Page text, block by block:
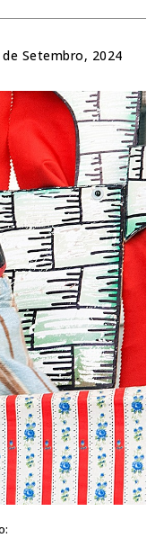
de Setembro, 2024